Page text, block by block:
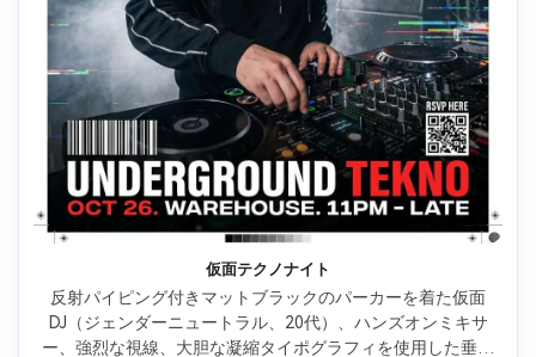
仮面テクノナイト
反射パイピング付きマットブラックのパーカーを着た仮面
DJ（ジェンダーニュートラル、20代）、ハンズオンミキサ
ー、強烈な視線、大胆な凝縮タイポグラフィを使用した垂直